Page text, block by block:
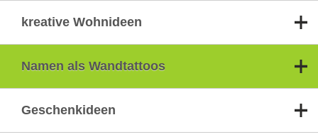
kreative Wohnideen
Namen als Wandtattoos
Geschenkideen